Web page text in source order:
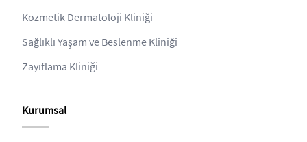
Kozmetik Dermatoloji Kliniği
Sağlıklı Yaşam ve Beslenme Kliniği
Zayıflama Kliniği
Kurumsal